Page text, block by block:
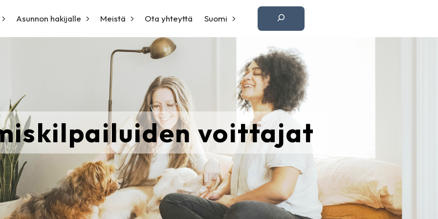
Asunnon hakijalle Meistä Ota yhteyttä Suomi
Etsi
voittajat